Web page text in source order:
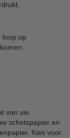
loop op
van uw
schetspapier en
Kies voor